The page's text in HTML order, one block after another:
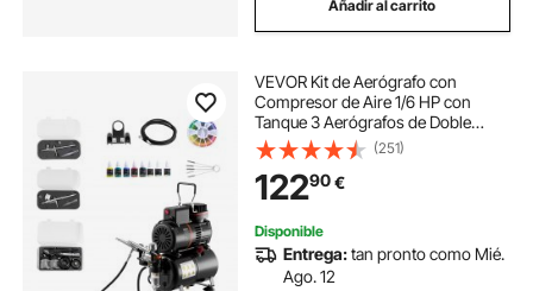
Añadir al carrito
VEVOR Kit de Aerógrafo con
Compresor de Aire 1/6 HP con
Tanque 3 Aerógrafos de Doble
Acción con 3 Boquillas, Manguera,
6 Pinturas Acrílicas, Kit de Pintura
para Decoración de Tartas,
Maquetas, Uñas
(251)
12290€
Disponible
Entrega:tan pronto como Mié.
Ago. 12